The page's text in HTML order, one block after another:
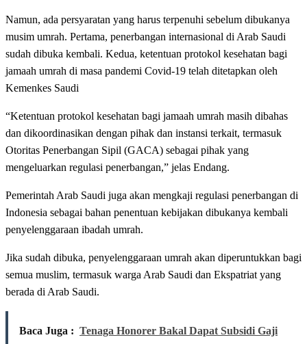
Namun, ada persyaratan yang harus terpenuhi sebelum dibukanya
musim umrah. Pertama, penerbangan internasional di Arab Saudi
sudah dibuka kembali. Kedua, ketentuan protokol kesehatan bagi
jamaah umrah di masa pandemi Covid-19 telah ditetapkan oleh
Kemenkes Saudi
“Ketentuan protokol kesehatan bagi jamaah umrah masih dibahas
dan dikoordinasikan dengan pihak dan instansi terkait, termasuk
Otoritas Penerbangan Sipil (GACA) sebagai pihak yang
mengeluarkan regulasi penerbangan,” jelas Endang.
Pemerintah Arab Saudi juga akan mengkaji regulasi penerbangan di
Indonesia sebagai bahan penentuan kebijakan dibukanya kembali
penyelenggaraan ibadah umrah.
Jika sudah dibuka, penyelenggaraan umrah akan diperuntukkan bagi
semua muslim, termasuk warga Arab Saudi dan Ekspatriat yang
berada di Arab Saudi.
Baca Juga : Tenaga Honorer Bakal Dapat Subsidi Gaji